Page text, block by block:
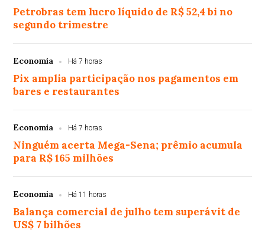
Petrobras tem lucro líquido de R$ 52,4 bi no
segundo trimestre
Economia Há 7 horas
Pix amplia participação nos pagamentos em
bares e restaurantes
Economia Há 7 horas
Ninguém acerta Mega-Sena; prêmio acumula
para R$ 165 milhões
Economia Há 11 horas
Balança comercial de julho tem superávit de
US$ 7 bilhões